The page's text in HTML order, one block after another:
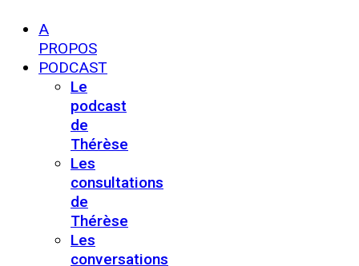
A
PROPOS
PODCAST
Le
podcast
de
Thérèse
Les
consultations
de
Thérèse
Les
conversations